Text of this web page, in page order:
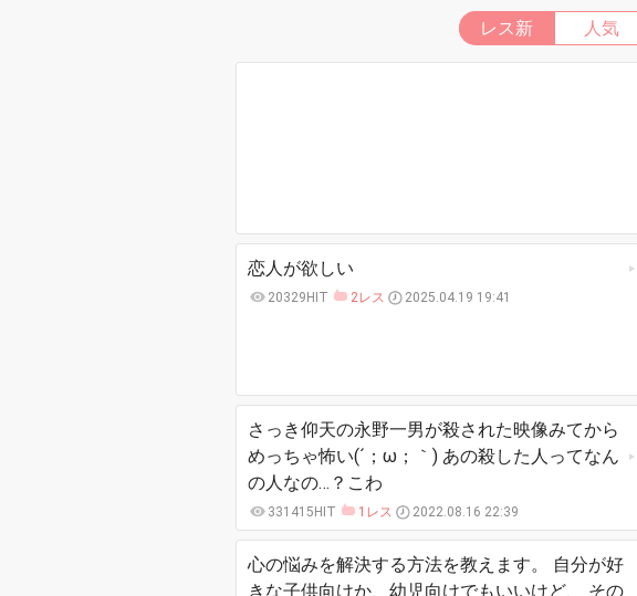
レス新 人気
恋人が欲しい
20329HIT 2レス 2025.04.19 19:41
さっき仰天の永野一男が殺された映像みてから
めっちゃ怖い(´；ω；｀) あの殺した人ってなん
の人なの…？こわ
331415HIT 1レス 2022.08.16 22:39
心の悩みを解決する方法を教えます。 自分が好
きな子供向けか、幼児向けでもいいけど、 その